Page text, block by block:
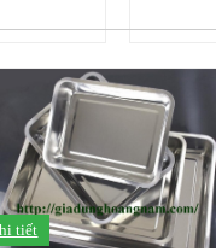
tiết